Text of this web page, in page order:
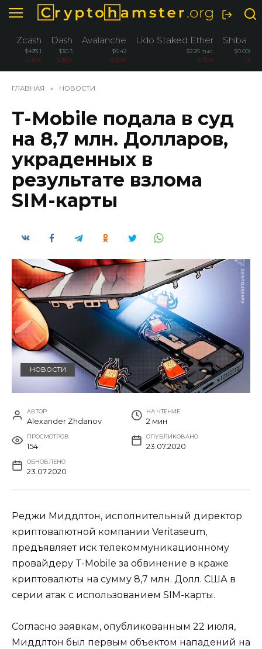
Перейти
содержанию
Zcash
$493.1
-5.30%
Dash
$30.3
-3.90%
Avalanche
$6.42
-3.80%
Lido Staked Ether
$2.26 тыс.
-3.76%
Shiba Inu
$0.000005
-3.60%
ГЛАВНАЯ » НОВОСТИ
T-Mobile подала в суд
на 8,7 млн. Долларов,
украденных в
результате взлома
SIM-карты
НОВОСТИ
АВТОР
Alexander Zhdanov
НА ЧТЕНИЕ
2 мин
ПРОСМОТРОВ
154
ОПУБЛИКОВАНО
23.07.2020
ОБНОВЛЕНО
23.07.2020
Реджи Миддлтон, исполнительный директор
криптовалютной компании Veritaseum,
предъявляет иск телекоммуникационному
провайдеру T-Mobile за обвинение в краже
криптовалюты на сумму 8,7 млн. Долл. США в
серии атак с использованием SIM-карты.
Согласно заявкам, опубликованным 22 июля,
Миддлтон был первым объектом нападений на